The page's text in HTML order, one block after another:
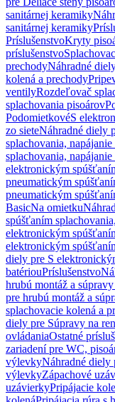
sanitárnej keramiky
sanitárnej keramiky
PríslušenstvoKryty
príslušenstvo
prechodyNáhradné
kolená a prechody
ventilyRozdeľovač
splachovania pisoárov
PodomietkovéS
zo sieteNáhradné diely
splachovania, napájanie
splachovania, napájanie
elektronickým
pneumatickým
pneumatickým
BasicNa omietku
spúšťaním
elektronickým
elektronickým
diely pre S
batériouPríslušenstvo
hrubú montáž a
pre hrubú montáž a
splachovacie kolená a
diely pre Súpravy na
ovládaniaOstatné
zariadení pre WC,
výlevkyNáhradné diely
výlevkyZápachové
uzávierkyPripájacie